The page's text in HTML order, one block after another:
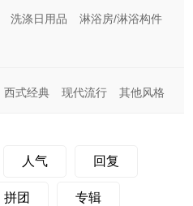
洗涤日用品 淋浴房/淋浴构件
西式经典 现代流行 其他风格
人气 回复
拼团 专辑